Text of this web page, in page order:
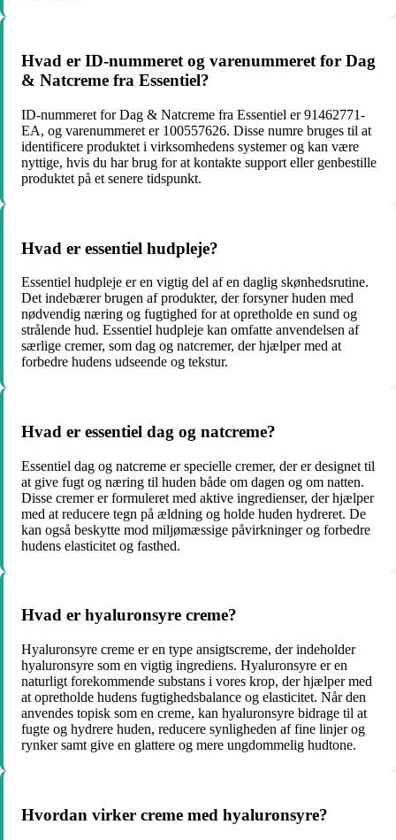
Hvad er ID-nummeret og varenummeret for Dag
& Natcreme fra Essentiel?
ID-nummeret for Dag & Natcreme fra Essentiel er 91462771-
EA, og varenummeret er 100557626. Disse numre bruges til at
identificere produktet i virksomhedens systemer og kan være
nyttige, hvis du har brug for at kontakte support eller genbestille
produktet på et senere tidspunkt.
Hvad er essentiel hudpleje?
Essentiel hudpleje er en vigtig del af en daglig skønhedsrutine.
Det indebærer brugen af produkter, der forsyner huden med
nødvendig næring og fugtighed for at opretholde en sund og
strålende hud. Essentiel hudpleje kan omfatte anvendelsen af
særlige cremer, som dag og natcremer, der hjælper med at
forbedre hudens udseende og tekstur.
Hvad er essentiel dag og natcreme?
Essentiel dag og natcreme er specielle cremer, der er designet til
at give fugt og næring til huden både om dagen og om natten.
Disse cremer er formuleret med aktive ingredienser, der hjælper
med at reducere tegn på ældning og holde huden hydreret. De
kan også beskytte mod miljømæssige påvirkninger og forbedre
hudens elasticitet og fasthed.
Hvad er hyaluronsyre creme?
Hyaluronsyre creme er en type ansigtscreme, der indeholder
hyaluronsyre som en vigtig ingrediens. Hyaluronsyre er en
naturligt forekommende substans i vores krop, der hjælper med
at opretholde hudens fugtighedsbalance og elasticitet. Når den
anvendes topisk som en creme, kan hyaluronsyre bidrage til at
fugte og hydrere huden, reducere synligheden af fine linjer og
rynker samt give en glattere og mere ungdommelig hudtone.
Hvordan virker creme med hyaluronsyre?